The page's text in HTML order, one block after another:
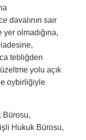
davalının sair
olmadığına,
tebliğden
yolu açık
oybirliğiyle
Bürosu,
Hukuk Bürosu,